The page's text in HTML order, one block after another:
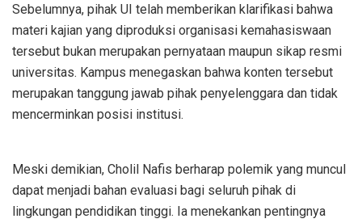
Sebelumnya, pihak UI telah memberikan klarifikasi bahwa
materi kajian yang diproduksi organisasi kemahasiswaan
tersebut bukan merupakan pernyataan maupun sikap resmi
universitas. Kampus menegaskan bahwa konten tersebut
merupakan tanggung jawab pihak penyelenggara dan tidak
mencerminkan posisi institusi.
Meski demikian, Cholil Nafis berharap polemik yang muncul
dapat menjadi bahan evaluasi bagi seluruh pihak di
lingkungan pendidikan tinggi. Ia menekankan pentingnya